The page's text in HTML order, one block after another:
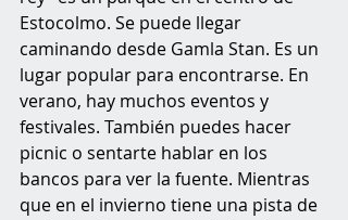
Estocolmo. Se puede llegar
caminando desde Gamla Stan. Es un
lugar popular para encontrarse. En
verano, hay muchos eventos y
festivales. También puedes hacer
picnic o sentarte hablar en los
bancos para ver la fuente. Mientras
que en el invierno tiene una pista de